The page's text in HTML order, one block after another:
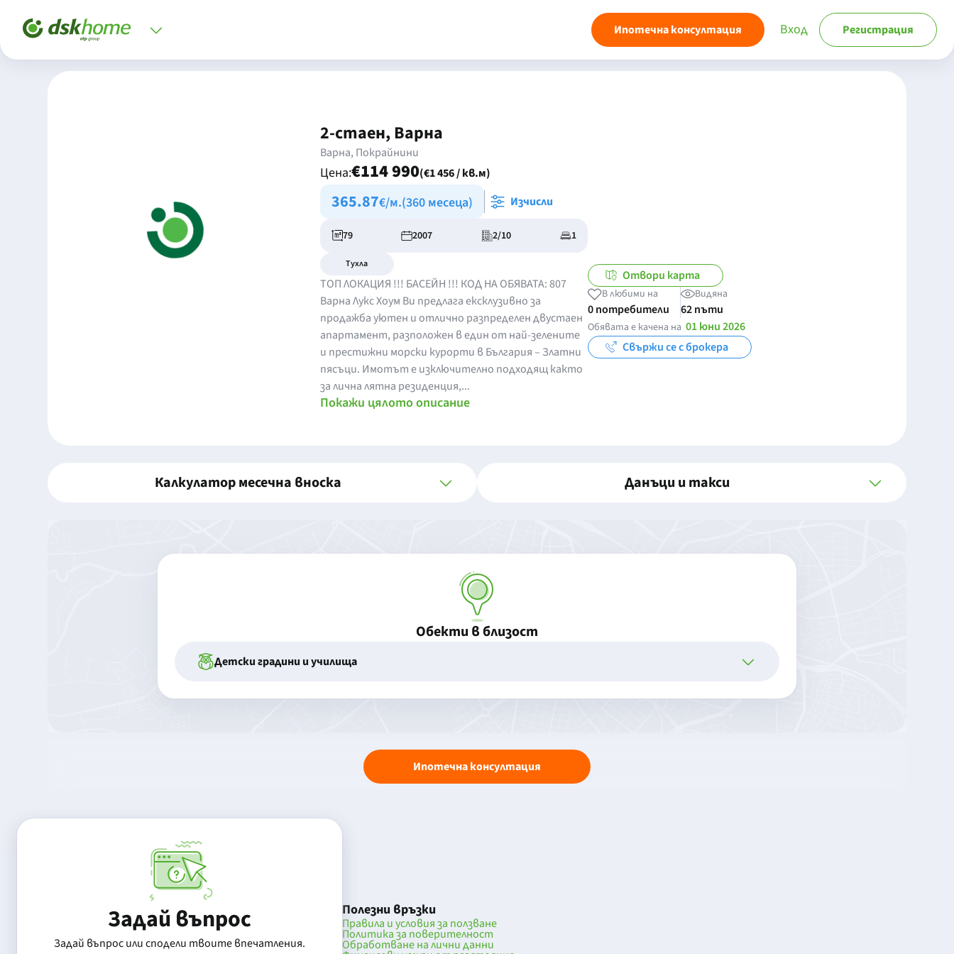
Ипотечна консултация Вход Регистрация
2-стаен, Варна
Варна, Покрайнини
Цена:€114 990(€1 456 / кв.м)
365.87€/м.(360 месеца) Изчисли
79 2007 2/10 1
Тухла
ТОП ЛОКАЦИЯ !!! БАСЕЙН !!! КОД НА ОБЯВАТА: 807​
Варна Лукс Хоум Ви предлага ексклузивно за
продажба уютен и отлично разпределен двустаен
апартамент, разположен в един от най-зелените
и престижни морски курорти в България – Златни
пясъци. Имотът е изключително подходящ както
за лична лятна резиденция,...
Покажи цялото описание
Отвори карта
В любими на
0 потребители
Видяна
62 пъти
Обявата е качена на 01 юни 2026
Свържи се с брокера
Калкулатор месечна вноска Данъци и такси
Обекти в близост
Детски градини и училища
Ипотечна консултация
Задай въпрос
Задай въпрос или сподели твоите впечатления.
Полезни връзки
Правила и условия за ползване
Политика за поверителност
Обработване на лични данни